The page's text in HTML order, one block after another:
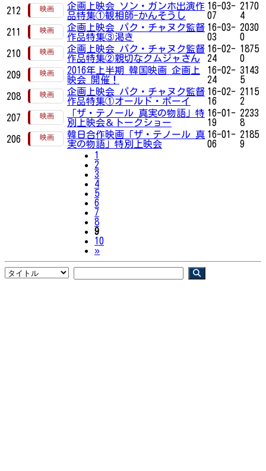
212
企画上映会 ソン・ガンホ出演作
品特集①観相師-かんそうし
16-03-
07
2170
4
211
企画上映会 パク・チャヌク監督
作品特集③渇き
16-03-
03
2030
0
210
企画上映会 パク・チャヌク監督
作品特集②親切なクムジャさん
16-02-
24
1875
0
209
2016年上半期 韓国映画 企画上
映会 開催！
16-02-
24
3143
5
208
企画上映会 パク・チャヌク監督
作品特集①オールド・ボーイ
16-02-
16
2115
2
207
「ザ・テノール 真実の物語」特
別上映会＆トークショー
16-01-
19
2233
8
206
韓日合作映画「ザ・テノール 真
実の物語」特別上映会
16-01-
06
2185
9
1
2
3
4
5
6
7
8
9
10
»Next